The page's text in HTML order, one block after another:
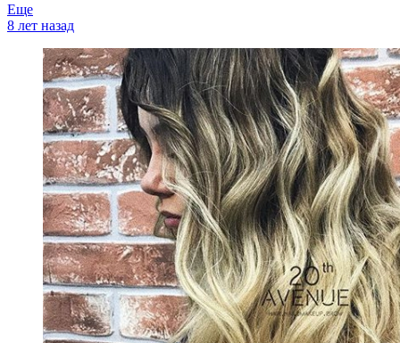
Еще
8 лет назад